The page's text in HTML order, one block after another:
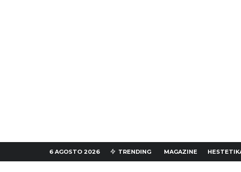
6 AGOSTO 2026 TRENDING MAGAZINE